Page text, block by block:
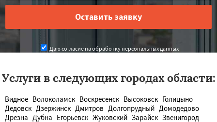
Даю согласие на обработку персональных данных
Услуги в следующих городах области:
Видное Волоколамск Воскресенск Высоковск Голицыно
Дедовск Дзержинск Дмитров Долгопрудный Домодедово
Дрезна Дубна Егорьевск Жуковский Зарайск Звенигород